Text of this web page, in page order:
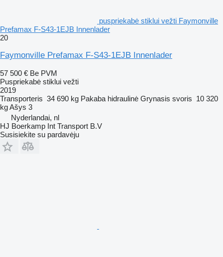
puspriekabė stiklui vežti Faymonville
Prefamax F-S43-1EJB Innenlader
20
Faymonville Prefamax F-S43-1EJB Innenlader
57 500 € Be PVM
Puspriekabė stiklui vežti
2019
Transporteris 34 690 kg Pakaba hidraulinė Grynasis svoris 10 320
kgAšys 3
Nyderlandai, nl
HJ Boerkamp Int Transport B.V
Susisiekite su pardavėju